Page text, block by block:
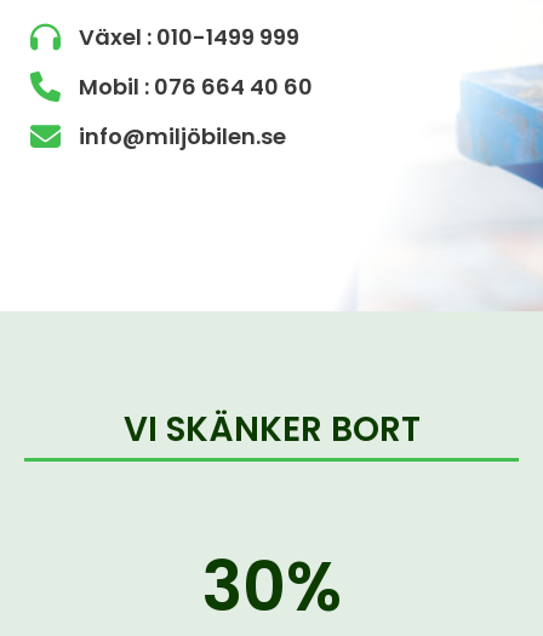
Växel : 010-1499 999
Mobil : 076 664 40 60
info@miljöbilen.se
VI SKÄNKER BORT
30%